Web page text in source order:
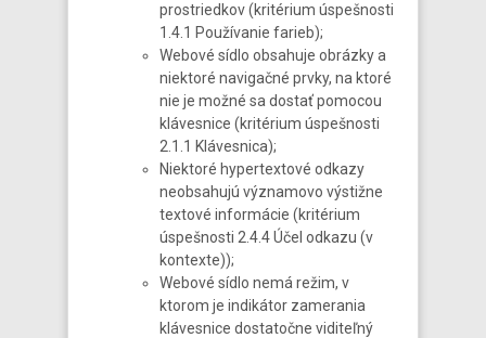
prostriedkov (kritérium úspešnosti
1.4.1 Používanie farieb);
Webové sídlo obsahuje obrázky a
niektoré navigačné prvky, na ktoré
nie je možné sa dostať pomocou
klávesnice (kritérium úspešnosti
2.1.1 Klávesnica);
Niektoré hypertextové odkazy
neobsahujú významovo výstižne
textové informácie (kritérium
úspešnosti 2.4.4 Účel odkazu (v
kontexte));
Webové sídlo nemá režim, v
ktorom je indikátor zamerania
klávesnice dostatočne viditeľný